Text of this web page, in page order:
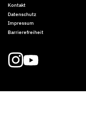
Kontakt
Datenschutz
Impressum
Barrierefreiheit